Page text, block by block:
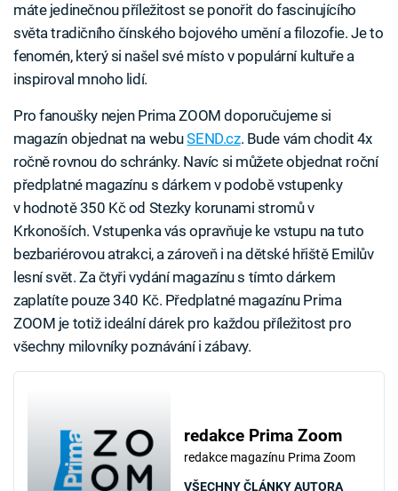
máte jedinečnou příležitost se ponořit do fascinujícího
světa tradičního čínského bojového umění a filozofie. Je to
fenomén, který si našel své místo v populární kultuře a
inspiroval mnoho lidí.
Pro fanoušky nejen Prima ZOOM doporučujeme si
magazín objednat na webuSEND.cz. Bude vám chodit 4x
ročně rovnou do schránky. Navíc si můžete objednat roční
předplatné magazínu s dárkem v podobě vstupenky
v hodnotě 350 Kč od Stezky korunami stromů v
Krkonoších. Vstupenka vás opravňuje ke vstupu na tuto
bezbariérovou atrakci, a zároveň i na dětské hřiště Emilův
lesní svět. Za čtyři vydání magazínu s tímto dárkem
zaplatíte pouze 340 Kč. Předplatné magazínu Prima
ZOOM je totiž ideální dárek pro každou příležitost pro
všechny milovníky poznávání i zábavy.
redakce Prima Zoom
redakce magazínu Prima Zoom
VŠECHNY ČLÁNKY AUTORA